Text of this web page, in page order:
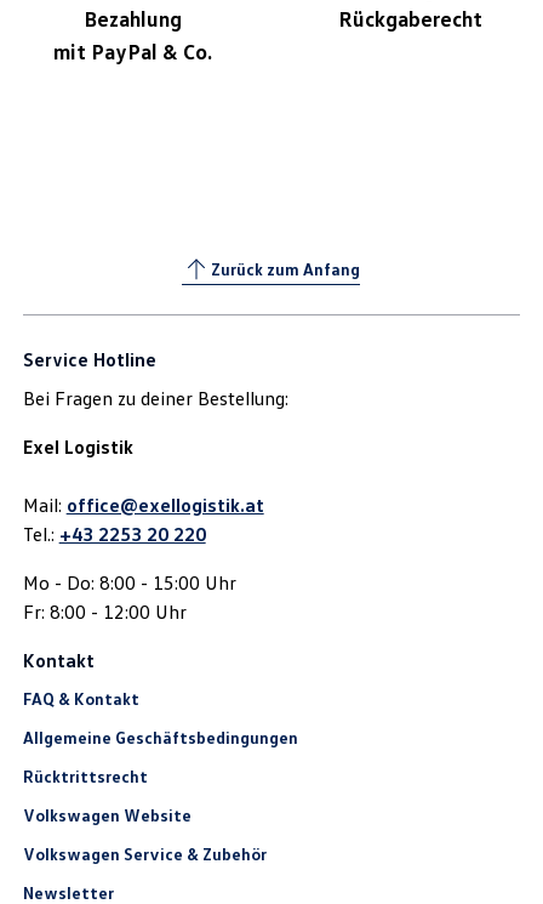
Bezahlung
mit PayPal & Co.
Rückgaberecht
Zurück zum Anfang
Service Hotline
Bei Fragen zu deiner Bestellung:
Exel Logistik
Mail: office@exellogistik.at
Tel.: +43 2253 20 220
Mo - Do: 8:00 - 15:00 Uhr
Fr: 8:00 - 12:00 Uhr
Kontakt
FAQ & Kontakt
Allgemeine Geschäftsbedingungen
Rücktrittsrecht
Volkswagen Website
Volkswagen Service & Zubehör
Newsletter